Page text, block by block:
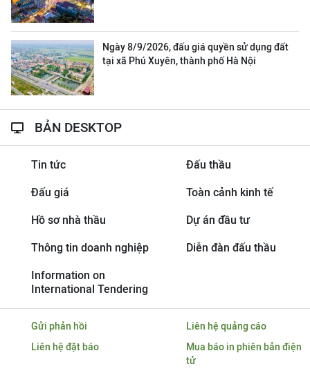
Ngày 8/9/2026, đấu giá quyền sử dụng đất
tại xã Phú Xuyên, thành phố Hà Nội
BẢN DESKTOP
Tin tức Đấu thầu
Đấu giá Toàn cảnh kinh tế
Hồ sơ nhà thầu Dự án đầu tư
Thông tin doanh nghiệp Diễn đàn đấu thầu
Information on
International Tendering
Gửi phản hồi
Liên hệ quảng cáo
Liên hệ đặt báo
Mua báo in phiên bản điện
tử